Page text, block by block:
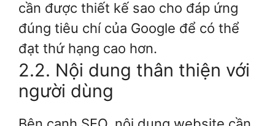
cần được thiết kế sao cho đáp ứng
đúng tiêu chí của Google để có thể
đạt thứ hạng cao hơn.
2.2. Nội dung thân thiện với
người dùng